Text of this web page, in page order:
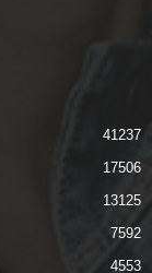
41237
17506
13125
7592
4553